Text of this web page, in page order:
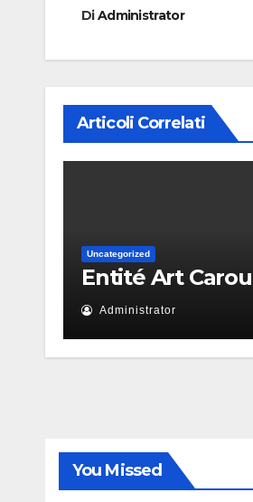
DiAdministrator
Articoli Correlati
Uncategorized
Entité Art
Administrator
You Missed